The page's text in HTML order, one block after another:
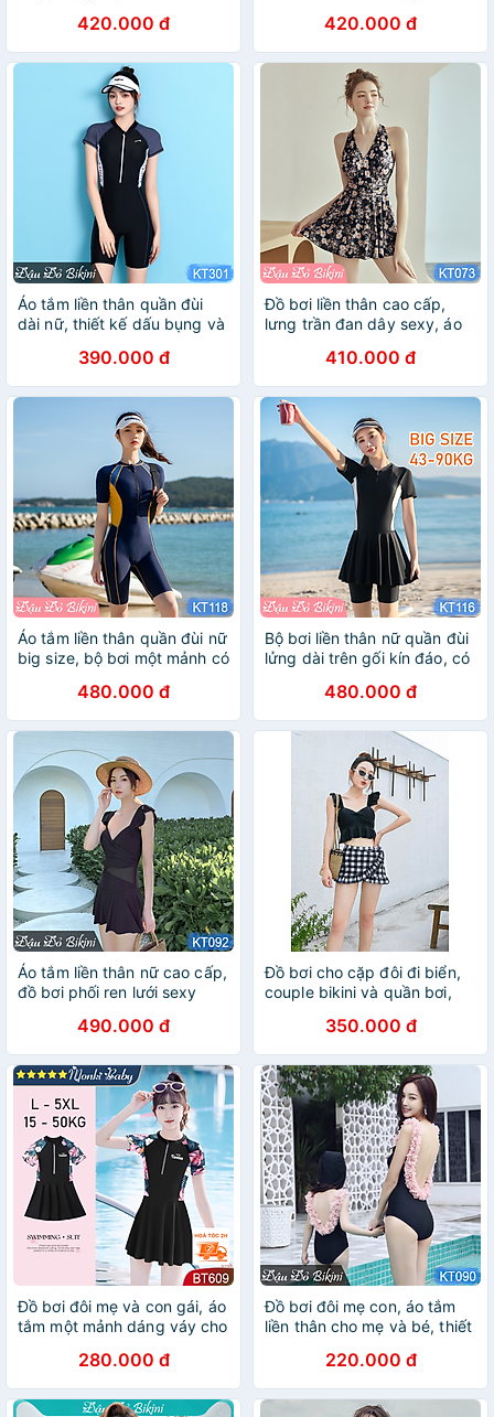
trung nhẹ nhàng, chất thun
bơi lạnh Lycra đàn hồi ôm
sát gọn gàng| KT600
420.000 đ
lớn cho các mẹ & các bà
béo mập | KT015
420.000 đ
Áo tắm liền thân quần đùi
dài nữ, thiết kế dấu bụng và
trước tiện lợi, chất thun bơi
lạnh cao cấp dày mát mịn
đẹp, có size lớn | KT301
390.000 đ
Đồ bơi liền thân cao cấp,
lưng trần đan dây sexy, áo
lạnh Lycra dày dặn, mịn mát,
áo tắm đi biển du lịch đẹp |
KT073
410.000 đ
Áo tắm liền thân quần đùi nữ
big size, bộ bơi một mảnh có
đẹp, chất đẹp dày dặn, thun
bơi co giãn mịn mát | KT118
480.000 đ
Bộ bơi liền thân nữ quần đùi
lửng dài trên gối kín đáo, có
mập đến 90kg, áo tắm cỡ
đại cho nữ, học sinh, bé gái
lớn | KT116
480.000 đ
Áo tắm liền thân nữ cao cấp,
đồ bơi phối ren lưới sexy
lạnh dầy dặn đẹp, mẫu tôn
dáng tránh lộ bụng | KT092
490.000 đ
Đồ bơi cho cặp đôi đi biển,
couple bikini và quần bơi,
350.000 đ
Đồ bơi đôi mẹ và con gái, áo
tắm một mảnh dáng váy cho
trung xinh xắn, thun lạnh
mát mịn mát dày dặn |
GD609
280.000 đ
Đồ bơi đôi mẹ con, áo tắm
liền thân cho mẹ và bé, thiết
viền đính hoa điệu đà, thun
bơi đẹp, tôn dáng | KT090 |
BT90
220.000 đ